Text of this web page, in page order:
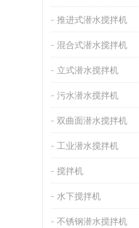
推进式潜水搅拌机
混合式潜水搅拌机
立式潜水搅拌机
污水潜水搅拌机
双曲面潜水搅拌机
工业潜水搅拌机
搅拌机
水下搅拌机
不锈钢潜水搅拌机